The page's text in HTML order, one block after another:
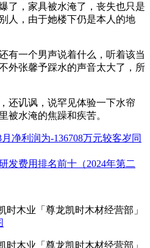
了，家具被水淹了，丧失也只是
人，由于她楼下仍是本人的地
一个男声说着什么，听着该当
外张馨予踩水的声音太大了，所
讥讽，说罕见体验一下水帘
被水淹的焦躁和疾苦。
净利润为-136708万元较客岁同
发费用排名前十（2024年第二
时木业「尊龙凯时木材经营部」
时木业「尊龙凯时木材经营部」